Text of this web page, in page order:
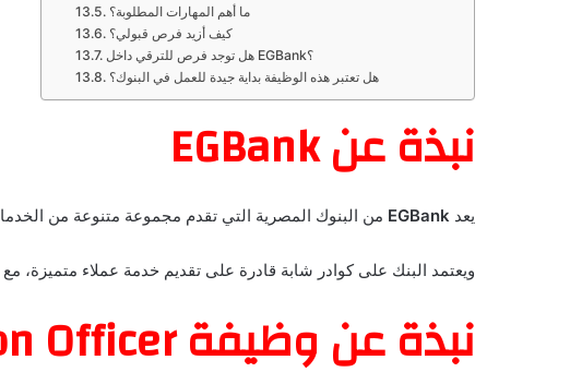
ما أهم المهارات المطلوبة؟
كيف أزيد فرص قبولي؟
هل توجد فرص للترقي داخل EGBank؟
هل تعتبر هذه الوظيفة بداية جيدة للعمل في البنوك؟
نبذة عن EGBank
يعد EGBank من البنوك المصرية التي تقدم مجموعة متنوعة من
ويعتمد البنك على كوادر شابة قادرة على تقديم خدمة عملاء
نبذة عن وظيفة Customer Operation Officer